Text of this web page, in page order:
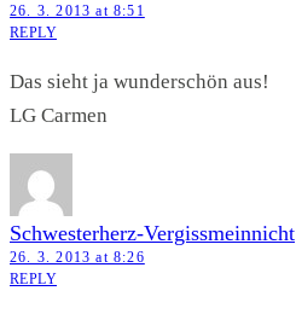
26. 3. 2013 at 8:51
REPLY
Das sieht ja wunderschön aus!
LG Carmen
Schwesterherz-Vergissmeinnicht
26. 3. 2013 at 8:26
REPLY